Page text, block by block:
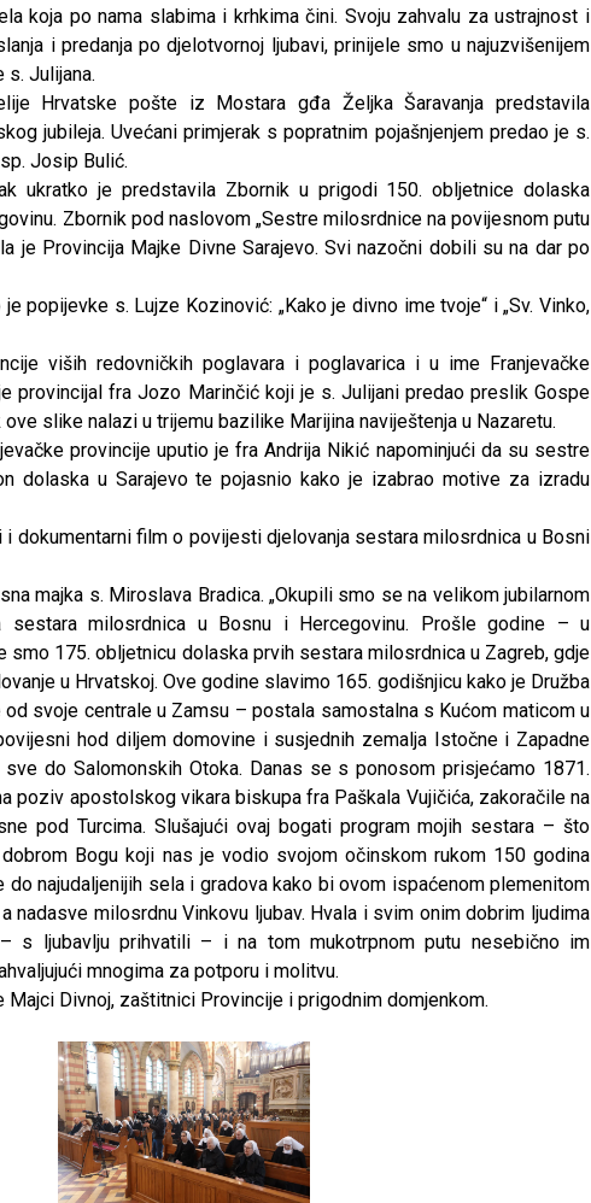
koja po nama slabima i krhkima čini. Svoju zahvalu za ustrajnost i
i predanja po djelotvornoj ljubavi, prinijele smo u najuzvišenijem
s. Julijana.
Hrvatske pošte iz Mostara gđa Željka Šaravanja predstavila
jubileja. Uvećani primjerak s popratnim pojašnjenjem predao je s.
Josip Bulić.
ukratko je predstavila Zbornik u prigodi 150. obljetnice dolaska
Zbornik pod naslovom „Sestre milosrdnice na povijesnom putu
je Provincija Majke Divne Sarajevo. Svi nazočni dobili su na dar po
popijevke s. Lujze Kozinović: „Kako je divno ime tvoje“ i „Sv. Vinko,
viših redovničkih poglavara i poglavarica i u ime Franjevačke
provincijal fra Jozo Marinčić koji je s. Julijani predao preslik Gospe
slike nalazi u trijemu bazilike Marijina naviještenja u Nazaretu.
provincije uputio je fra Andrija Nikić napominjući da su sestre
dolaska u Sarajevo te pojasnio kako je izabrao motive za izradu
dokumentarni film o povijesti djelovanja sestara milosrdnica u Bosni
majka s. Miroslava Bradica. „Okupili smo se na velikom jubilarnom
sestara milosrdnica u Bosnu i Hercegovinu. Prošle godine – u
175. obljetnicu dolaska prvih sestara milosrdnica u Zagreb, gdje
u Hrvatskoj. Ove godine slavimo 165. godišnjicu kako je Družba
svoje centrale u Zamsu – postala samostalna s Kućom maticom u
hod diljem domovine i susjednih zemalja Istočne i Zapadne
do Salomonskih Otoka. Danas se s ponosom prisjećamo 1871.
poziv apostolskog vikara biskupa fra Paškala Vujičića, zakoračile na
pod Turcima. Slušajući ovaj bogati program mojih sestara – što
Bogu koji nas je vodio svojom očinskom rukom 150 godina
do najudaljenijih sela i gradova kako bi ovom ispaćenom plemenitom
nadasve milosrdnu Vinkovu ljubav. Hvala i svim onim dobrim ljudima
s ljubavlju prihvatili – i na tom mukotrpnom putu nesebično im
mnogima za potporu i molitvu.
Majci Divnoj, zaštitnici Provincije i prigodnim domjenkom.